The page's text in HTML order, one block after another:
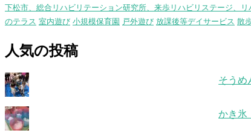
下松市、総合リハビリテーション研究所、来歩リハビリステージ、
のテラス 室内遊び 小規模保育園 戸外遊び 放課後等デイサービス 散
人気の投稿
そうめ
かき